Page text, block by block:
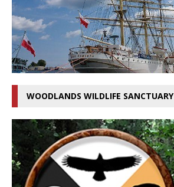
WOODLANDS WILDLIFE SANCTUARY